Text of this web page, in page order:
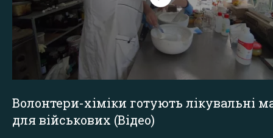
Волонтери-хіміки готують лікувальні
для військових (Відео)